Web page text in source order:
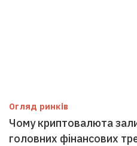
Огляд ринків
Чому криптовалюта
головних фінансових